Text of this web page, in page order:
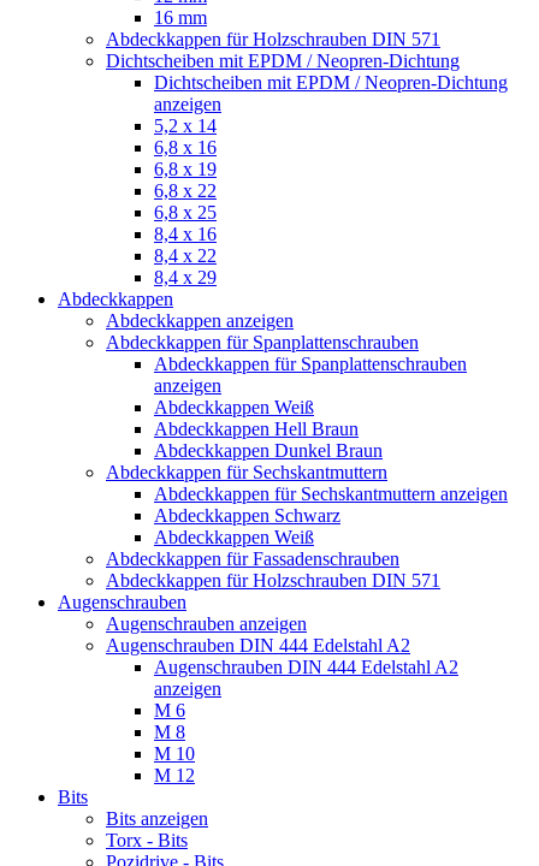
16 mm
Abdeckkappen für Holzschrauben DIN 571
Dichtscheiben mit EPDM / Neopren-Dichtung
Dichtscheiben mit EPDM / Neopren-Dichtung
anzeigen
5,2 x 14
6,8 x 16
6,8 x 19
6,8 x 22
6,8 x 25
8,4 x 16
8,4 x 22
8,4 x 29
Abdeckkappen
Abdeckkappen anzeigen
Abdeckkappen für Spanplattenschrauben
Abdeckkappen für Spanplattenschrauben
anzeigen
Abdeckkappen Weiß
Abdeckkappen Hell Braun
Abdeckkappen Dunkel Braun
Abdeckkappen für Sechskantmuttern
Abdeckkappen für Sechskantmuttern anzeigen
Abdeckkappen Schwarz
Abdeckkappen Weiß
Abdeckkappen für Fassadenschrauben
Abdeckkappen für Holzschrauben DIN 571
Augenschrauben
Augenschrauben anzeigen
Augenschrauben DIN 444 Edelstahl A2
Augenschrauben DIN 444 Edelstahl A2
anzeigen
M 6
M 8
M 10
M 12
Bits
Bits anzeigen
Torx - Bits
Pozidrive - Bits